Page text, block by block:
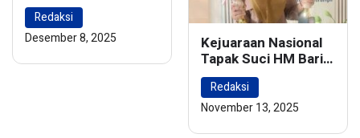
Redaksi
Desember 8, 2025
Kejuaraan Nasional
Tapak Suci HM Barie
Rsyad Championship
2024
Redaksi
November 13, 2025